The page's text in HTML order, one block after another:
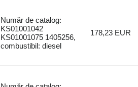
Număr de catalog:
KS01001042
KS01001075 1405256,
combustibil: diesel
178,23 EUR